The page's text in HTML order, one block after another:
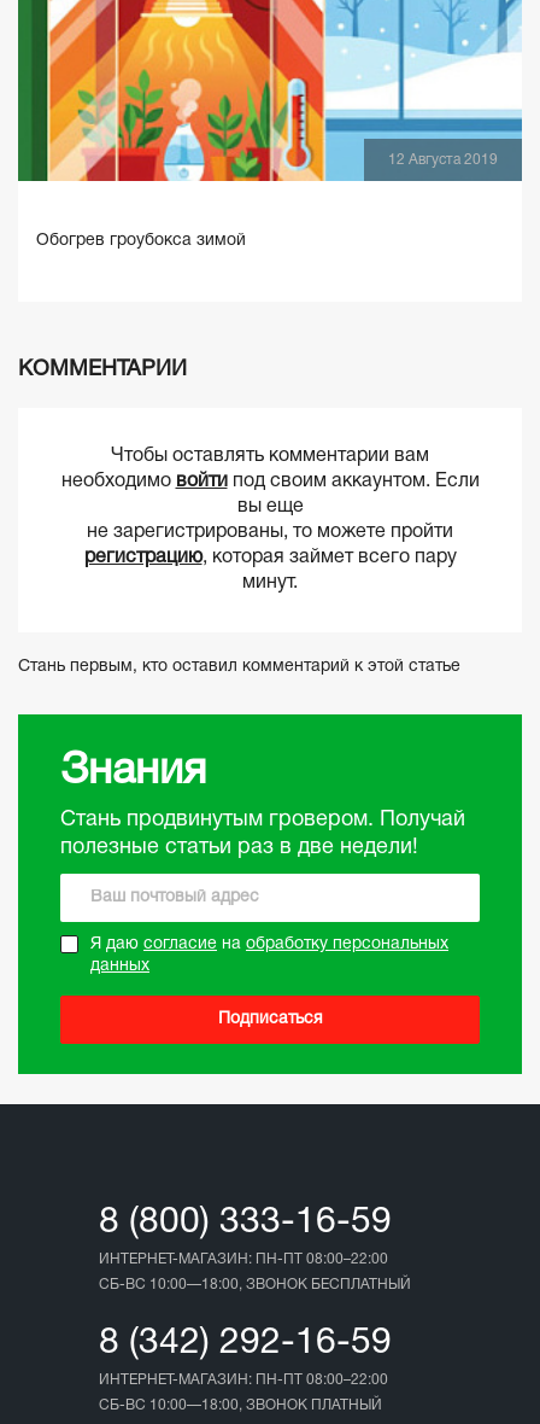
12 Августа 2019
Обогрев гроубокса зимой
КОММЕНТАРИИ
Чтобы оставлять комментарии вам
необходимо войтипод своим аккаунтом. Если
вы еще
не зарегистрированы, то можете пройти
регистрацию, которая займет всего пару
минут.
Стань первым, кто оставил комментарий к этой статье
Знания
Стань продвинутым гровером. Получай
полезные статьи раз в две недели!
Я даю согласие на обработку персональных
данных
Подписаться
8 (800) 333-16-59
ИНТЕРНЕТ-МАГАЗИН: ПН-ПТ 08:00–22:00
СБ-ВС 10:00—18:00, ЗВОНОК БЕСПЛАТНЫЙ
8 (342) 292-16-59
ИНТЕРНЕТ-МАГАЗИН: ПН-ПТ 08:00–22:00
СБ-ВС 10:00—18:00, ЗВОНОК ПЛАТНЫЙ